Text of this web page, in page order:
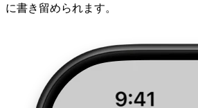
に書き留められます。